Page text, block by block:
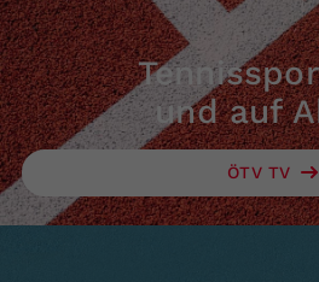
und auf
ÖTV TV